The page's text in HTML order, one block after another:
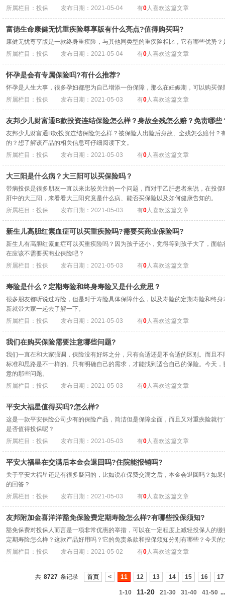
所属栏目：投保
发布日期：2021-05-04 有0人喜欢这篇文章
富德生命康健无忧重疾险尊享版有什么亮点?值得购买吗?
康健无忧尊享版是一款终身重疾险，与其他同类型的重疾险相比，它有哪些优势
所属栏目：投保
发布日期：2021-05-04 有0人喜欢这篇文章
怀孕是会有专属保险吗?有什么推荐?
怀孕是人生大事，很多孕妇都想为自己增添一份保障，那么在妊娠期，可以购买
所属栏目：投保
发布日期：2021-05-03 有0人喜欢这篇文章
友邦少儿财富通B款投资连结保险怎么样？身故全残怎么赔？免责哪些
友邦少儿财富通B款投资连结保险怎么样？被保险人出险后身故、全残怎么赔付？
的？想了解该产品的相关信息可仔细阅读下文。
所属栏目：投保
发布日期：2021-05-03 有0人喜欢这篇文章
大三阳是什么病？大三阳可以买保险吗？
带病投保是很多朋友一直以来比较关注的一个问题，而对于乙肝患者来说，在投
肝中的大三阳，来看看大三阳究竟是什么病、能否买保险以及如何健康告知的。
所属栏目：投保
发布日期：2021-05-03 有0人喜欢这篇文章
新生儿高胆红素血症可以买重疾险吗?需要买商业保险吗?
新生儿有高胆红素血症可以买重疾险吗？因为孩子还小，觉得等到孩子大了，面
在应该不需要买商业保险吧？
所属栏目：投保
发布日期：2021-05-03 有0人喜欢这篇文章
寿险是什么？定期寿险和终身寿险又是什么意思？
很多朋友都听说过寿险，但是对于寿险具体保障什么，以及寿险的定期寿险和终
新就带大家一起去了解一下。
所属栏目：投保
发布日期：2021-05-03 有0人喜欢这篇文章
我们在购买保险需要注意哪些问题?
我们一直在和大家强调，保险没有好坏之分，只有合适还是不合适的区别。而且
标准和思路是不一样的。只有明确自己的需求，才能找到适合自己的保险。今天
意的那些问题。
所属栏目：投保
发布日期：2021-05-03 有0人喜欢这篇文章
平安大福星值得买吗?怎么样?
这是一款平安保险公司少有的保险产品，简洁但是保障全面，而且又对重疾险就
是否值得投保呢？
所属栏目：投保
发布日期：2021-05-03 有0人喜欢这篇文章
平安大福星在交满后本金会退回吗?住院能报销吗?
关于平安大福星还是有很多疑问的，比如说在保费交满之后，本金会退回吗？如
的回答？
所属栏目：投保
发布日期：2021-05-03 有0人喜欢这篇文章
友邦附加金喜洋洋豁免保险费定期寿险怎么样?有哪些投保须知?
豁免保费对投保人而言是一项非常优惠的举措，可以在一定程度上减轻投保人的
定期寿险怎么样？这款产品好用吗？它的免责条款和投保须知分别有哪些？今天
所属栏目：投保
发布日期：2021-05-02 有0人喜欢这篇文章
共 8727 条记录 首页 < 11 12 13 14 15 16 17
1-10 11-20 21-30 31-40 41-50 ...